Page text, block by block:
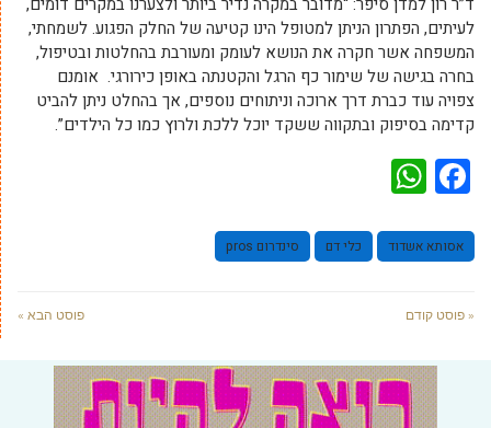
לעיתים, הפתרון הניתן למטופל הינו קטיעה של החלק הפגוע. לשמחתי,
המשפחה אשר חקרה את הנושא לעומק ומעורבת בהחלטות ובטיפול,
בחרה בגישה של שימור כף הרגל והקטנתה באופן כירורגי. אומנם
צפויה עוד כברת דרך ארוכה וניתוחים נוספים, אך בהחלט ניתן להביט
קדימה בסיפוק ובתקווה ששקד יוכל ללכת ולרוץ כמו כל הילדים”.
Facebook
אסותא אשדוד כלי דם סינדרום pros
« פוסט קודם פוסט הבא »